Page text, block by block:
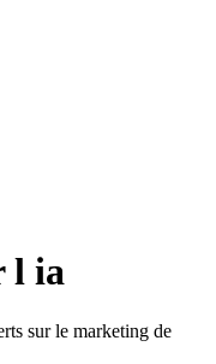
l ia
sur le marketing de